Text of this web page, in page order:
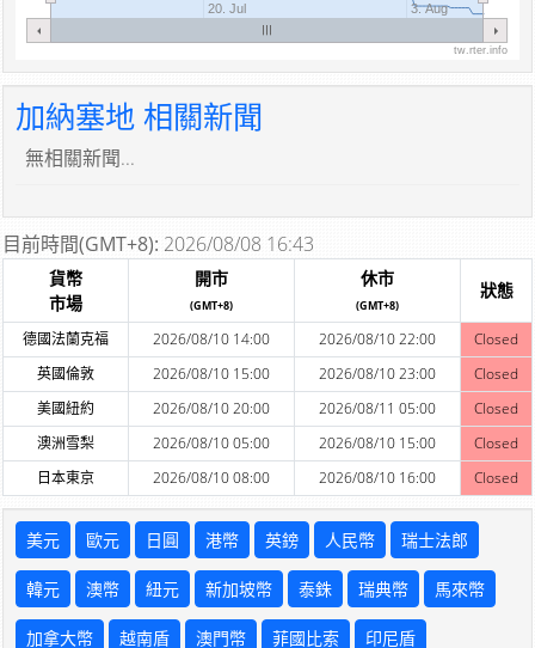
20. Jul 3. Aug
tw.rter.info
加納塞地 相關新聞
無相關新聞...
目前時間(GMT+8): 2026/08/08 16:43
貨幣
市場
開市
(GMT+8)
休市
(GMT+8)
狀態
德國法蘭克福 2026/08/10 14:00 2026/08/10 22:00
Closed
英國倫敦
2026/08/10 15:00 2026/08/10 23:00
Closed
美國紐約
2026/08/10 20:00 2026/08/11 05:00
Closed
澳洲雪梨
2026/08/10 05:00 2026/08/10 15:00
Closed
日本東京
2026/08/10 08:00 2026/08/10 16:00 Closed
美元 歐元 日圓 港幣 英鎊 人民幣 瑞士法郎
韓元 澳幣 紐元 新加坡幣 泰銖 瑞典幣 馬來幣
加拿大幣 越南盾 澳門幣 菲國比索 印尼盾